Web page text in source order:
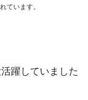
ています。
躍していました